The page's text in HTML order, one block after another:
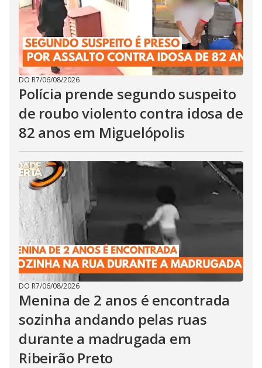
DO R7/06/08/2026
Polícia prende segundo suspeito
de roubo violento contra idosa de
82 anos em Miguelópolis
DO R7/06/08/2026
Menina de 2 anos é encontrada
sozinha andando pelas ruas
durante a madrugada em
Ribeirão Preto